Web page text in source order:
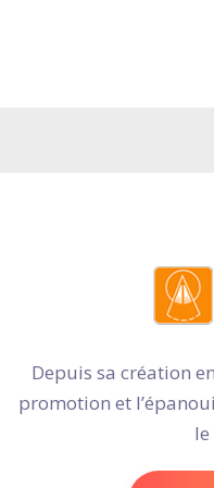
Depuis sa création
promotion et